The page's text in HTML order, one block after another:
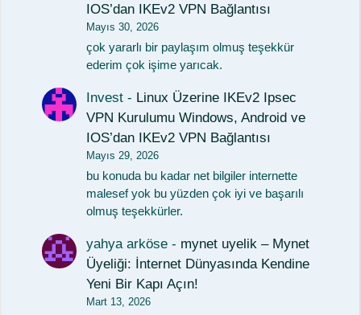
IOS’dan IKEv2 VPN Bağlantısı
Mayıs 30, 2026
çok yararlı bir paylaşım olmuş teşekkür
ederim çok işime yarıcak.
Invest - Linux Üzerine IKEv2 Ipsec
VPN Kurulumu Windows, Android ve
IOS’dan IKEv2 VPN Bağlantısı
Mayıs 29, 2026
bu konuda bu kadar net bilgiler internette
malesef yok bu yüzden çok iyi ve başarılı
olmuş teşekkürler.
yahya arköse - mynet uyelik – Mynet
Üyeliği: İnternet Dünyasında Kendine
Yeni Bir Kapı Açın!
Mart 13, 2026